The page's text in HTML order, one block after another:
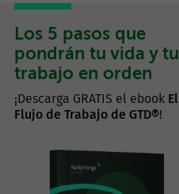
Los 5 pasos que
pondrán tu vida y tu
trabajo en orden
¡Descarga GRATIS el ebook El
Flujo de Trabajo de GTD®!